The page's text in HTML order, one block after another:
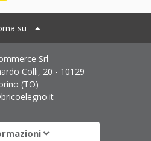
su
Srl
Colli, 20 - 10129
(TO)